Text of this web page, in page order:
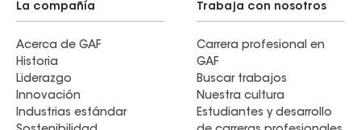
La compañía
Acerca de GAF
Historia
Liderazgo
Innovación
Industrias estándar
Trabaja con nosotros
Carrera profesional en
GAF
Buscar trabajos
Nuestra cultura
Estudiantes y desarrollo